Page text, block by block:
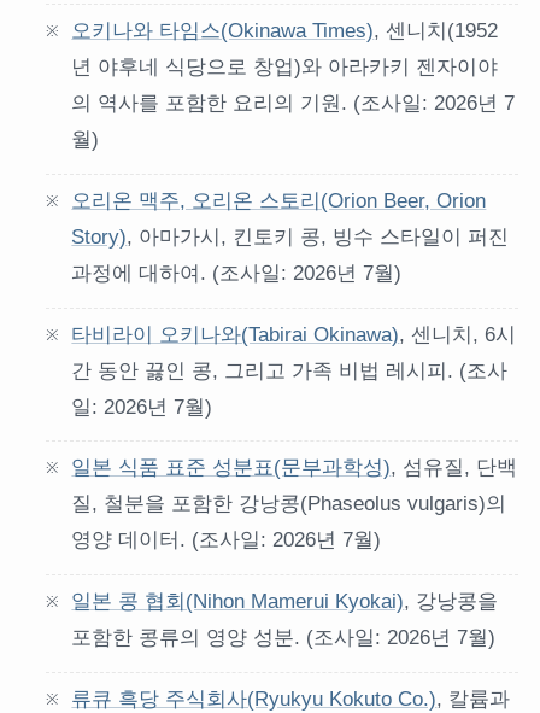
오키나와 타임스(Okinawa Times), 센니치(1952
년 야후네 식당으로 창업)와 아라카키 젠자이야
의 역사를 포함한 요리의 기원. (조사일: 2026년 7
월)
오리온 맥주, 오리온 스토리(Orion Beer, Orion
Story), 아마가시, 킨토키 콩, 빙수 스타일이 퍼진
과정에 대하여. (조사일: 2026년 7월)
타비라이 오키나와(Tabirai Okinawa), 센니치, 6시
간 동안 끓인 콩, 그리고 가족 비법 레시피. (조사
일: 2026년 7월)
일본 식품 표준 성분표(문부과학성), 섬유질, 단백
질, 철분을 포함한 강낭콩(Phaseolus vulgaris)의
영양 데이터. (조사일: 2026년 7월)
일본 콩 협회(Nihon Mamerui Kyokai), 강낭콩을
포함한 콩류의 영양 성분. (조사일: 2026년 7월)
류큐 흑당 주식회사(Ryukyu Kokuto Co.), 칼륨과